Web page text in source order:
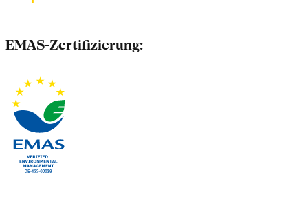
EMAS-Zertifizierung: